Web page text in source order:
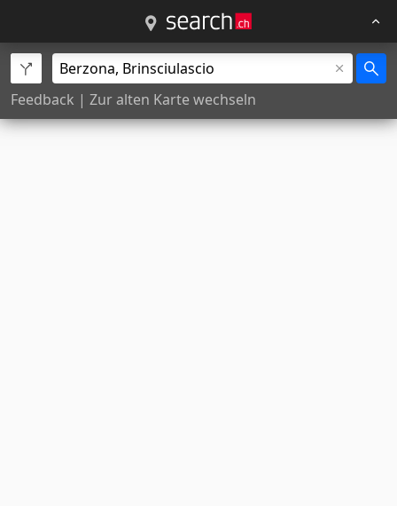
Feedback | Zur alten Karte wechseln